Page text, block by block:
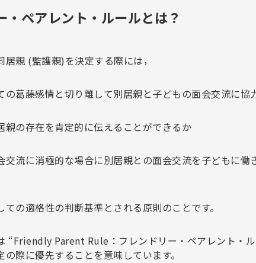
・ペアレント・ルールとは？
親 (監護親)を決定する際には，
葛藤感情と切り離して別居親と子どもの面会交流に協
の存在を肯定的に伝えることができるか
流に消極的な場合に別居親との面会交流を子どもに働
の適格性の判断基準とされる原則のことです。
“Friendly Parent Rule：フレンドリー・ペアレント・
際に優先することを意味しています。